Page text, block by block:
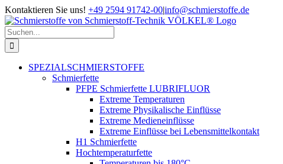
Zum
Inhalt
springen
Kontaktieren Sie uns! +49 2594 91742-00|info@schmierstoffe.de
Suche
nach:
SPEZIALSCHMIERSTOFFE
Schmierfette
PFPE Schmierfette LUBRIFLUOR
Extreme Temperaturen
Extreme Physikalische Einflüsse
Extreme Medieneinflüsse
Extreme Einflüsse bei Lebensmittelkontakt
H1 Schmierfette
Hochtemperaturfette